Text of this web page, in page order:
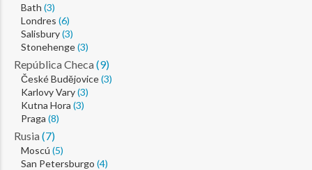
Bath (3)
Londres (6)
Salisbury(3)
Stonehenge(3)
República Checa (9)
České Budějovice(3)
Karlovy Vary(3)
Kutna Hora (3)
Praga (8)
Rusia (7)
Moscú (5)
San Petersburgo (4)